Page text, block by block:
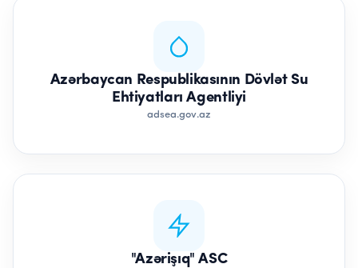
Azərbaycan Respublikasının Dövlət Su
Ehtiyatları Agentliyi
adsea.gov.az
"Azərişıq" ASC